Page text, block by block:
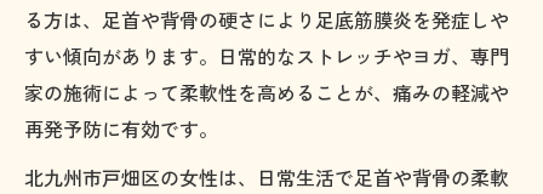
る方は、足首や背骨の硬さにより足底筋膜炎を発症しや
すい傾向があります。日常的なストレッチやヨガ、専門
家の施術によって柔軟性を高めることが、痛みの軽減や
再発予防に有効です。
北九州市戸畑区の女性は、日常生活で足首や背骨の柔軟